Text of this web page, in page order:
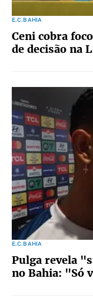
E.C.BAHIA
Ceni cobra
de decisão na
E.C.BAHIA
Pulga revela
no Bahia: "Só